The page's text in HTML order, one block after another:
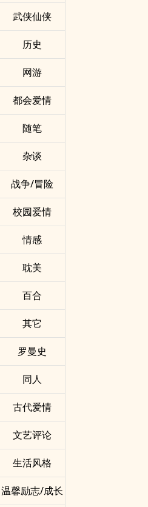
武侠仙侠
历史
网游
都会爱情
随笔
杂谈
战争/冒险
校园爱情
情感
耽美
百合
其它
罗曼史
同人
古代爱情
文艺评论
生活风格
温馨励志/成长